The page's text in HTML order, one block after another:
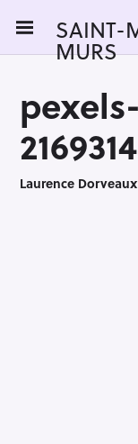
i
SAINT-
MURS
Laurence Dorveaux